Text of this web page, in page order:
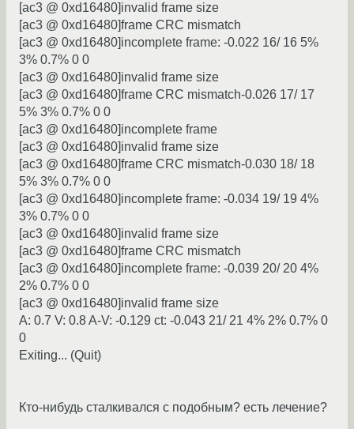
[ac3 @ 0xd16480]invalid frame size
[ac3 @ 0xd16480]frame CRC mismatch
[ac3 @ 0xd16480]incomplete frame: -0.022 16/ 16 5%
3% 0.7% 0 0
[ac3 @ 0xd16480]invalid frame size
[ac3 @ 0xd16480]frame CRC mismatch-0.026 17/ 17
5% 3% 0.7% 0 0
[ac3 @ 0xd16480]incomplete frame
[ac3 @ 0xd16480]invalid frame size
[ac3 @ 0xd16480]frame CRC mismatch-0.030 18/ 18
5% 3% 0.7% 0 0
[ac3 @ 0xd16480]incomplete frame: -0.034 19/ 19 4%
3% 0.7% 0 0
[ac3 @ 0xd16480]invalid frame size
[ac3 @ 0xd16480]frame CRC mismatch
[ac3 @ 0xd16480]incomplete frame: -0.039 20/ 20 4%
2% 0.7% 0 0
[ac3 @ 0xd16480]invalid frame size
A: 0.7 V: 0.8 A-V: -0.129 ct: -0.043 21/ 21 4% 2% 0.7% 0
0
Exiting... (Quit)
Кто-нибудь сталкивался с подобным? есть лечение?